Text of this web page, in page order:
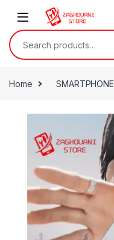
Home SMARTPHONE